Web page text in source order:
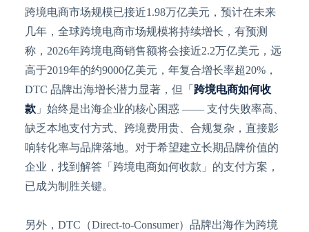
跨境电商市场规模已接近1.98万亿美元，预计在未来
几年，全球跨境电商市场规模将持续增长，有预测
称，2026年跨境电商销售额将会接近2.2万亿美元，远
高于2019年的约9000亿美元，年复合增长率超20%，
DTC 品牌出海增长潜力显著，但「 跨境电商如何收
款」始终是出海企业的核心困惑 —— 支付失败率高、
缺乏本地支付方式、跨境费用贵、合规复杂，直接影
响转化率与品牌落地。对于希望建立长期品牌价值的
企业，找到解答「跨境电商如何收款」的支付方案，
已成为制胜关键。
另外， DTC（Direct-to-Consumer）品牌出海作为跨境